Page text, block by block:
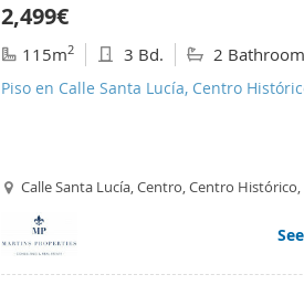
2,499€
115m2 3 Bd. 2
Piso en Calle Santa Lucía, Centro
Calle Santa Lucía, Centro, Centro